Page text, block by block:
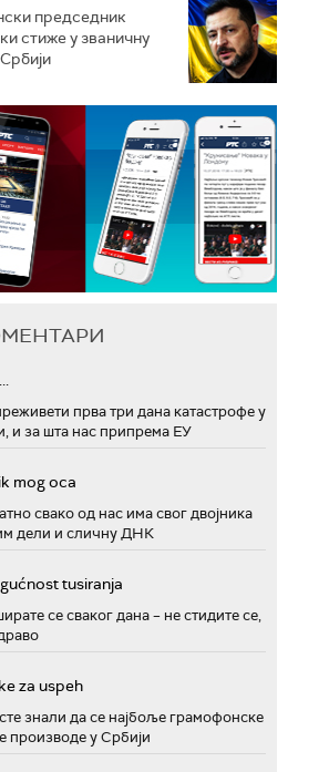
председник
стиже у званичну
прва три дана катастрофе у
и за шта нас припрема ЕУ
mog oca
свако од нас има свог двојника
дели и сличну ДНК
tusiranja
се сваког дана – не стидите се,
za uspeh
знали да се најбоље грамофонске
производе у Србији